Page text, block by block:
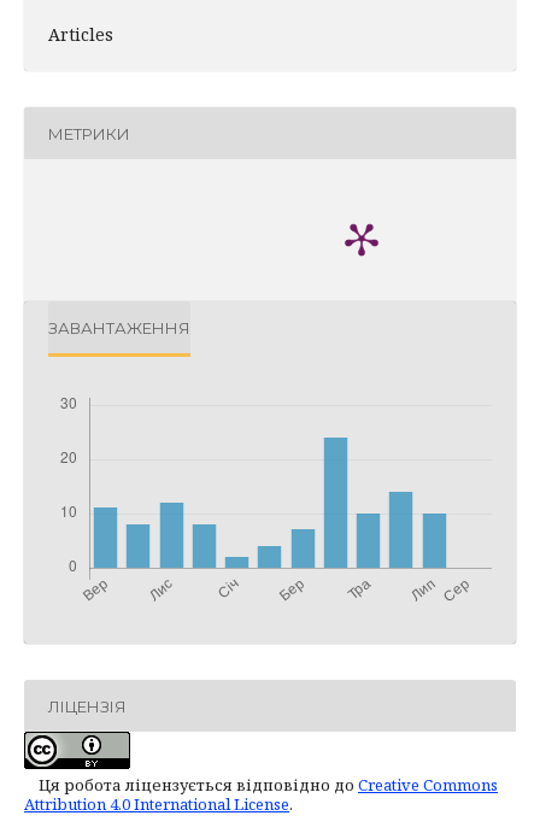
Articles
МЕТРИКИ
ЗАВАНТАЖЕННЯ
ЛІЦЕНЗІЯ
Ця робота ліцензується відповідно до Creative Commons
Attribution 4.0 International License.